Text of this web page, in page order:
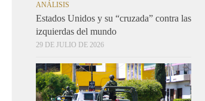
ANÁLISIS
Estados Unidos y su “cruzada” contra las
izquierdas del mundo
29 DE JULIO DE 2026